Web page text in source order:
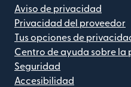
Aviso de privacidad
Privacidad del proveedor
Tus opciones de
Centro de ayuda sobre la
Seguridad
Accesibilidad